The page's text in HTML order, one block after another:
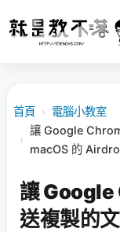
首頁 › 電腦小教室
›
讓 Google
macOS 的
讓 Google
送複製的